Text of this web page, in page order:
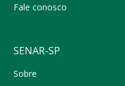
Fale conosco
SENAR-SP
Sobre